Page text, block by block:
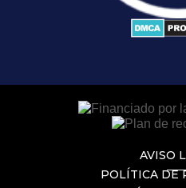
AVISO
POLÍTICA DE